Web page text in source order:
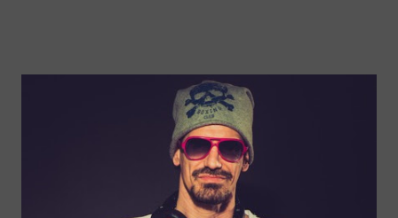
che mette insieme molti dei protagonisti della nightlife
'fashion' italiana (al mixer c'è anche Samuele Sartini). L'11
ottobre invece è al Minimal Club di Cassano Magnago (VA)
per un evento in collaborazione con Midah Productions. Il
31 ottobre, infine, Savi Vincenti fa scatenare il party House
of Monster, che prende vita a Legnano (MI), al